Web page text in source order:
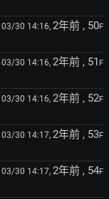
03/30 14:16, 2年前 , 50F
03/30 14:16, 2年前 , 51 F
03/30 14:16, 2年前 , 52F
03/30 14:17, 2年前 , 53F
03/30 14:17, 2年前 , 54F